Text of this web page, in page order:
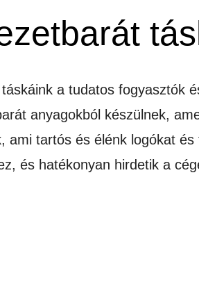
a tudatos fogyasztók
anyagokból készülnek,
ami tartós és élénk logókat
és hatékonyan hirdetik a